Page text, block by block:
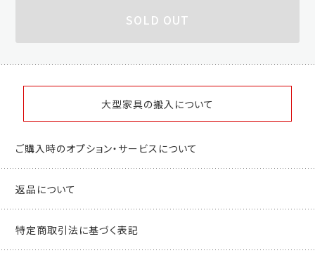
SOLD OUT
大型家具の搬入について
ご購入時のオプション・サービスについて
返品について
特定商取引法に基づく表記